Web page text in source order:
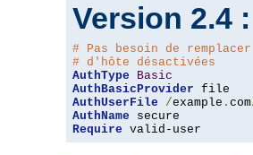
Version 2.4 :
# Pas besoin de
# d'hôte désactivées
AuthType
Basic
AuthBasicProvider
AuthUserFile
/example . com
AuthName
Require valid-user